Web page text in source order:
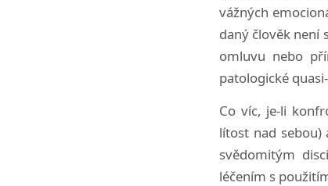
vážných
daný člověk není
omluvu nebo
patologické
Co víc, je-li
lítost nad sebou)
svědomitým
léčením s